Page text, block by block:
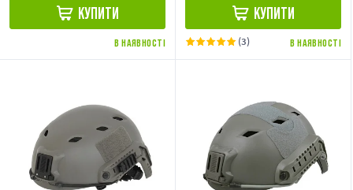
КУПИТИ
В НАЯВНОСТІ
КУПИТИ
В НАЯВНОСТІ
(3)